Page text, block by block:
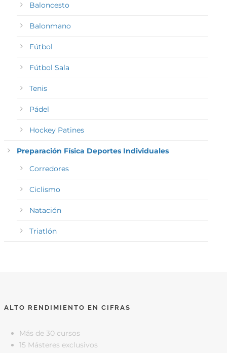
Baloncesto
Balonmano
Fútbol
Fútbol Sala
Tenis
Pádel
Hockey Patines
Preparación Física Deportes Individuales
Corredores
Ciclismo
Natación
Triatlón
ALTO RENDIMIENTO EN CIFRAS
Más de 30 cursos
15 Másteres exclusivos